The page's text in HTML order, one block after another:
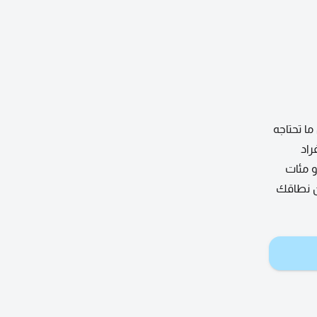
تحتاجه
مئات
نطاقك